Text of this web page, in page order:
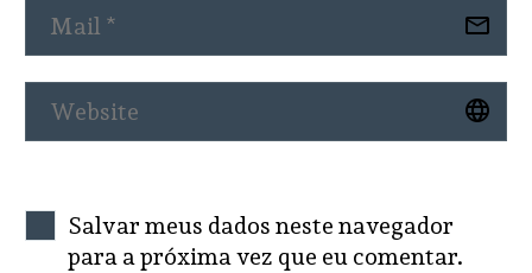
Salvar meus dados neste navegador
para a próxima vez que eu comentar.